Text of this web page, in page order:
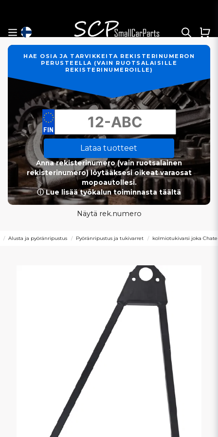
HAE OSIA JA TARVIKKEITA REKISTERINUMERON
PERUSTEELLA (VAIN RUOTSALAISILLE
REKISTERINUMEROILLE)
Lataa tuotteet
Anna rekisterinumero (vain ruotsalainen
rekisterinumero) löytääksesi oikeat varaosat
mopoautollesi.
ⓘ Lue lisää työkalun toiminnasta täältä
Näytä rek.numero
Alusta ja pyöränripustus Pyöränripustus ja tukivarret kolmiotukivarsi joka